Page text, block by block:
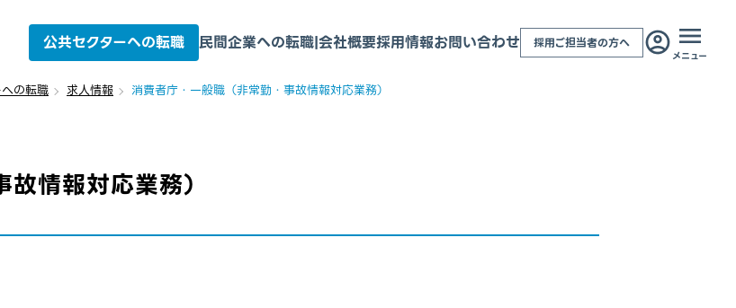
公共セクターへの転職 民間企業への転職|会社概要採用情報お問い合わせ 採用ご担当者の方へ
メニュー
の転職 求人情報 消費者庁・一般職（非常勤・事故情報対応業務）
情報対応業務）